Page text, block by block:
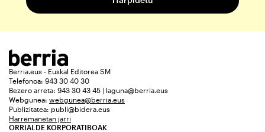
Berria.eus - Euskal Editorea SM
Telefonoa: 943 30 40 30
Bezero arreta: 943 30 43 45 | laguna@berria.eus
Webgunea: webgunea@berria.eus
Publizitatea: publi@bidera.eus
Harremanetan jarri
ORRIALDE KORPORATIBOAK